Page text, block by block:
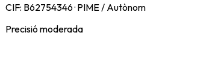
CIF: B62754346· PIME / Autònom
Precisió moderada